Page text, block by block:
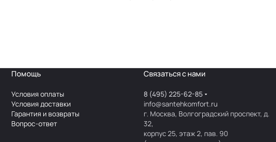
Помощь
Условия оплаты
Условия доставки
Гарантия и возвраты
Вопрос-ответ
Связаться с нами
8 (495) 225-62-85
info@santehkomfort.ru
г. Москва, Волгоградский проспект, д.
32,
корпус 25, этаж 2, пав. 90